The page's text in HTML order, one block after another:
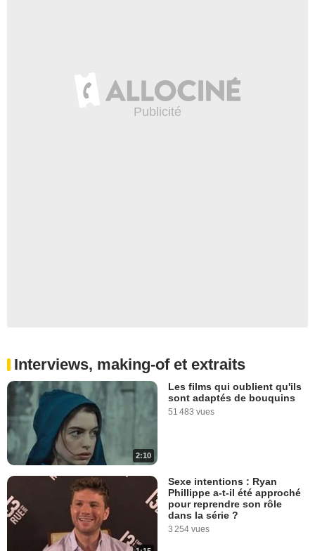
Interviews, making-of et extraits
2:10
Les films qui oublient qu'ils
sont adaptés de bouquins
51 483 vues
Sexe intentions : Ryan
Phillippe a-t-il été approché
pour reprendre son rôle
dans la série ?
3 254 vues